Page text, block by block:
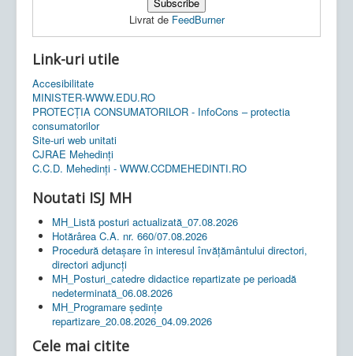
Livrat de FeedBurner
Link-uri utile
Accesibilitate
MINISTER-WWW.EDU.RO
PROTECȚIA CONSUMATORILOR - InfoCons – protectia
consumatorilor
Site-uri web unitati
CJRAE Mehedinți
C.C.D. Mehedinţi - WWW.CCDMEHEDINTI.RO
Noutati ISJ MH
MH_Listă posturi actualizată_07.08.2026
Hotărârea C.A. nr. 660/07.08.2026
Procedură detașare în interesul învățământului directori,
directori adjuncți
MH_Posturi_catedre didactice repartizate pe perioadă
nedeterminată_06.08.2026
MH_Programare ședințe
repartizare_20.08.2026_04.09.2026
Cele mai citite